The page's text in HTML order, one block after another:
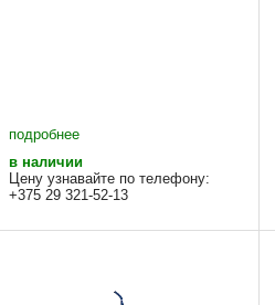
подробнее
в наличии
Цену узнавайте по телефону:
+375 29 321-52-13